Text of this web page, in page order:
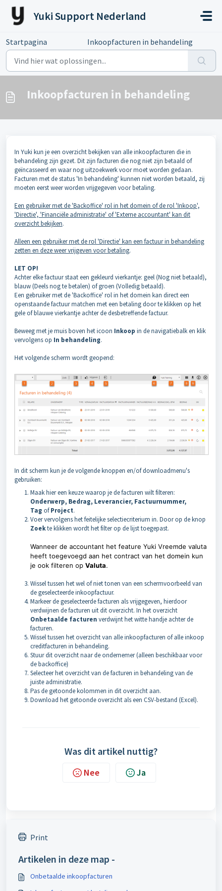
Doorgaan naar hoofdinhoud
Yuki Support Nederland
Startpagina Inkoopfacturen in behandeling
Inkoopfacturen in behandeling
In Yuki kun je een overzicht bekijken van alle inkoopfacturen die in
behandeling zijn gezet. Dit zijn facturen die nog niet zijn betaald of
geïncasseerd en waar nog uitzoekwerk voor moet worden gedaan.
Facturen met de status 'In behandeling' kunnen niet worden betaald, zij
moeten eerst weer worden vrijgegeven voor betaling.
Een gebruiker met de 'Backoffice' rol in het domein of de rol 'Inkoop',
'Directie', 'Financiële administratie' of 'Externe accountant' kan dit
overzicht bekijken.
Alleen een gebruiker met de rol 'Directie' kan een factuur in behandeling
zetten en deze weer vrijgeven voor betaling.
LET OP!
Achter elke factuur staat een gekleurd vierkantje: geel (Nog niet betaald),
blauw (Deels nog te betalen) of groen (Volledig betaald).
Een gebruiker met de 'Backoffice' rol in het domein kan direct een
openstaande factuur matchen met een betaling door te klikken op het
gele of blauwe vierkantje achter de desbetreffende factuur.
Beweeg met je muis boven het icoon Inkoop in de navigatiebalk en klik
vervolgens op In behandeling.
Het volgende scherm wordt geopend:
In dit scherm kun je de volgende knoppen en/of downloadmenu's
gebruiken:
Maak hier een keuze waarop je de facturen wilt filteren:
Onderwerp, Bedrag, Leverancier, Factuurnummer,
Tag ofProject.
Voer vervolgens het feitelijke selectiecriterium in. Door op de knop
Zoekte klikken wordt het filter op de lijst toegepast.
Wanneer de accountant het feature Yuki Vreemde valuta
heeft toegevoegd aan het contract van het domein kun
je ook filteren op Valuta.
Wissel tussen het wel of niet tonen van een schermvoorbeeld van
de geselecteerde inkoopfactuur.
Markeer de geselecteerde facturen als vrijgegeven, hierdoor
verdwijnen de facturen uit dit overzicht. In het overzicht
Onbetaalde facturen verdwijnt het witte handje achter de
facturen.
Wissel tussen het overzicht van alle inkoopfacturen of alle inkoop
creditfacturen in behandeling.
Stuur dit overzicht naar de ondernemer (alleen beschikbaar voor
de backoffice)
Selecteer het overzicht van de facturen in behandeling van de
juiste administratie.
Pas de getoonde kolommen in dit overzicht aan.
Download het getoonde overzicht als een CSV-bestand (Excel).
Was dit artikel nuttig?
Nee Ja
Print
Artikelen in deze map -
Onbetaalde inkoopfacturen